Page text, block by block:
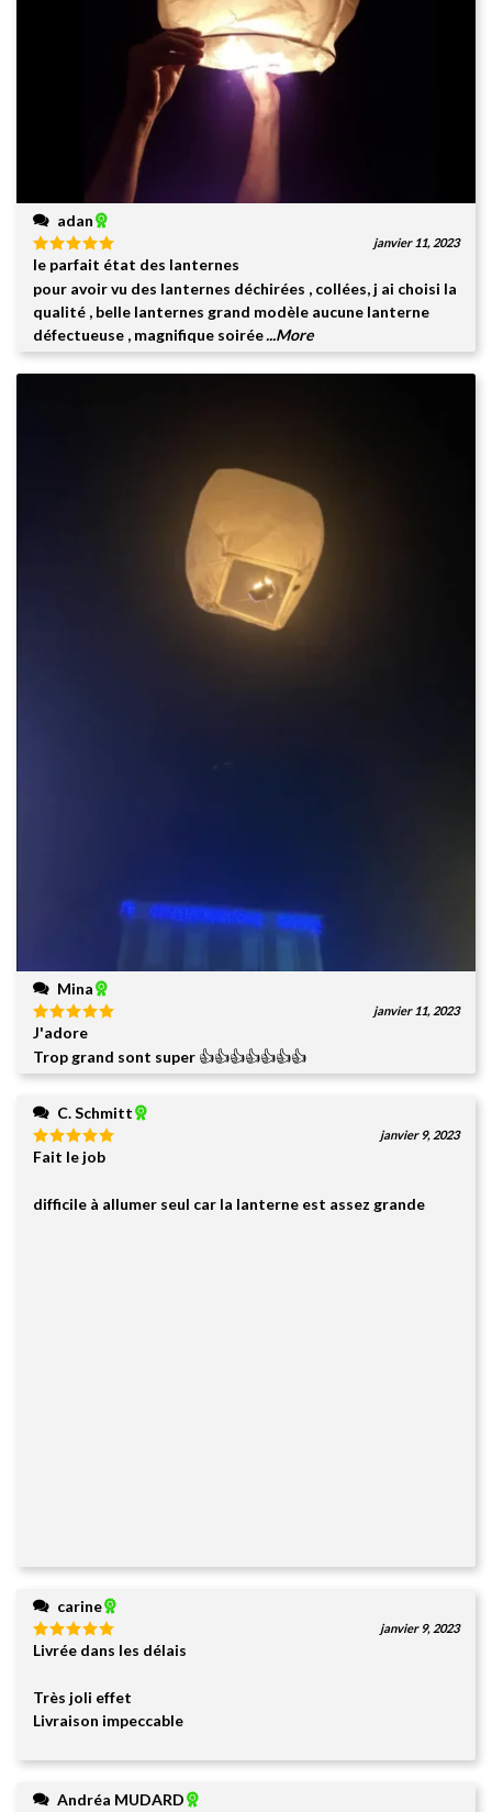
adan
Note5sur
janvier 11, 2023
le parfait état des lanternes
pour avoir vu des lanternes déchirées , collées, j ai choisi la
qualité , belle lanternes grand modèle aucune lanterne
défectueuse , magnifique soirée...More
Mina
Note5sur
5
janvier 11, 2023
J'adore
Trop grand sont super 👍👍👍👍👍👍👍
C. Schmitt
Note5sur
janvier 9, 2023
Fait le job
difficile à allumer seul car la lanterne est assez grande
carine
Note5sur
janvier 9, 2023
Livrée dans les délais
Très joli effet
Livraison impeccable
Andréa MUDARD